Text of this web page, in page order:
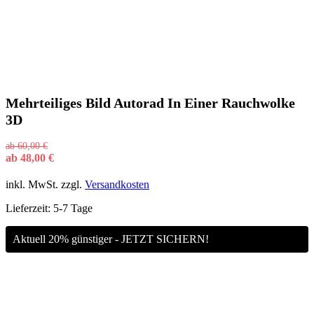
Mehrteiliges Bild Autorad In Einer Rauchwolke
3D
ab60,00€
ab 48,00 €
inkl. MwSt. zzgl. Versandkosten
Lieferzeit: 5-7 Tage
Aktuell 20% günstiger - JETZT SICHERN!